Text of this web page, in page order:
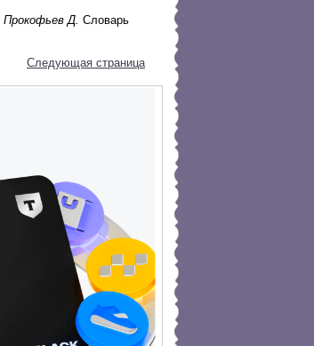
Прокофьев Д. Словарь
Следующая страница